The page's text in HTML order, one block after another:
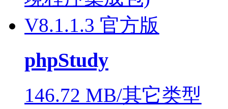
phpStudy
146.72 MB/其它类型